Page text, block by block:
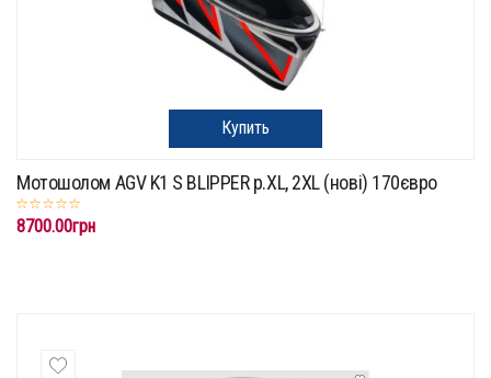
Купить
Мотошолом AGV K1 S BLIPPER p.XL, 2XL (нові) 170євро
8700.00грн